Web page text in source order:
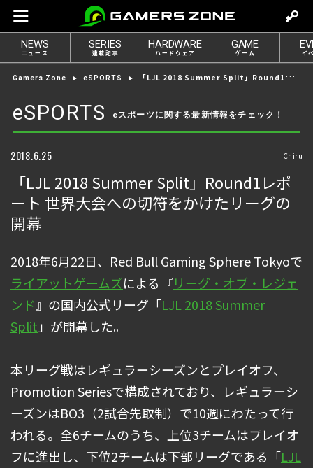
e
t
l
o
n
NEWS
ニュース
SERIES
連載記事
HARDWARE
ハードウェア
GAME
ゲーム イ
Gamers Zone eSPORTS 「LJL 2018 Summer Split」Round1レポート 世界大会への切符をかけたリーグの開幕
eSPORTS eスポーツに関する最新情報をチェック！
2018.6.25 Chiru
「LJL 2018 Summer Split」Round1レポ
ート 世界大会への切符をかけたリーグの
開幕
2018年6月22日、Red Bull Gaming Sphere Tokyoで
ライアットゲームズによる『リーグ・オブ・レジェ
ンド』の国内公式リーグ「LJL 2018 Summer
Split」が開幕した。
本リーグ戦はレギュラーシーズンとプレイオフ、
Promotion Seriesで構成されており、レギュラーシ
ーズンはBO3（2試合先取制）で10週にわたって行
われる。全6チームのうち、上位3チームはプレイオ
フに進出し、下位2チームは下部リーグである「LJL